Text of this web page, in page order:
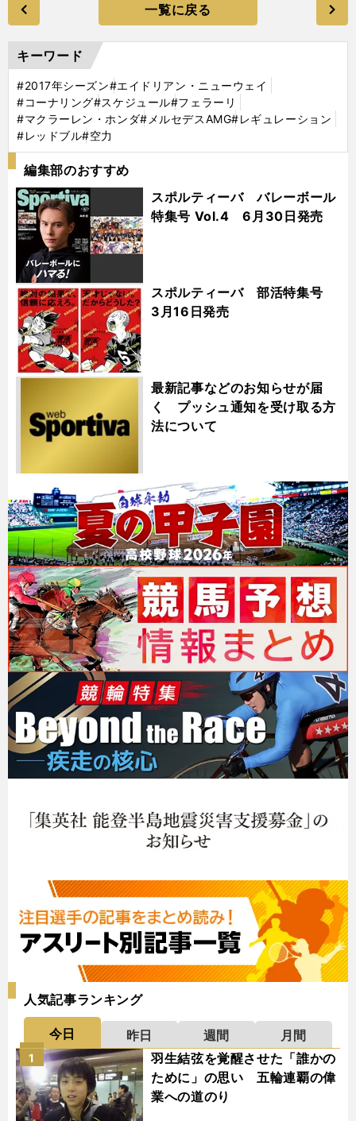
一覧に戻る
キーワード
#2017年シーズン#エイドリアン・ニューウェイ
#コーナリング#スケジュール#フェラーリ
#マクラーレン・ホンダ#メルセデスAMG#レギュレーション
#レッドブル#空力
編集部のおすすめ
スポルティーバ バレーボール
特集号 Vol.4 6月30日発売
スポルティーバ 部活特集号
3月16日発売
最新記事などのお知らせが届
く プッシュ通知を受け取る方
法について
人気記事ランキング
今日 昨日 週間
月間
羽生結弦を覚醒させた「誰かの
ために」の思い 五輪連覇の偉
業への道のり
1